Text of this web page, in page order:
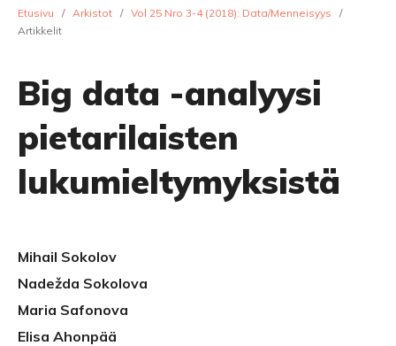
Etusivu / Arkistot / Vol 25 Nro 3-4 (2018): Data/Menneisyys
/
Artikkelit
Big data -analyysi
pietarilaisten
lukumieltymyksistä
Mihail Sokolov
Nadežda Sokolova
Maria Safonova
Elisa Ahonpää